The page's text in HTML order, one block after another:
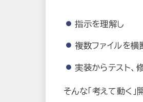
指示を理解し
複数ファイルを横
実装からテスト、
そんな「考えて動く」